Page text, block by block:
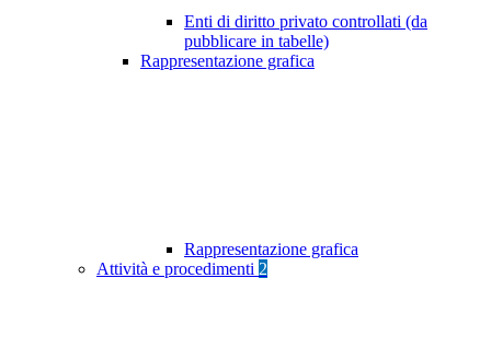
Enti di diritto privato controllati (da
pubblicare in tabelle)
Rappresentazione grafica
Rappresentazione grafica
Attività e procedimenti 2